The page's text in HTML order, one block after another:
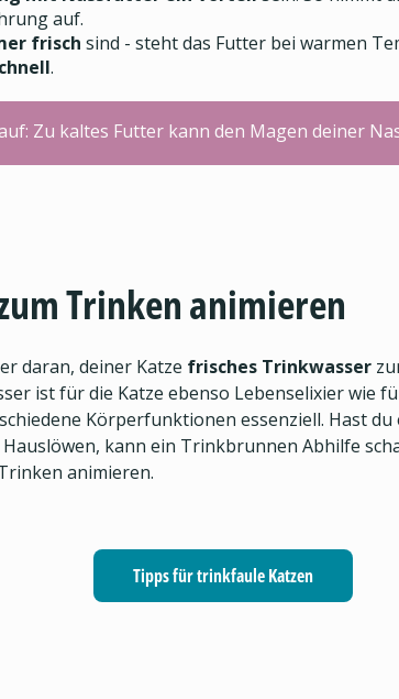
auf.
frisch sind - steht das Futter bei warmen
.
Zu kaltes Futter kann den Magen deiner
Trinken animieren
daran, deiner Katze frisches Trinkwasser
ist für die Katze ebenso Lebenselixier wie
Körperfunktionen essenziell. Hast du
kann ein Trinkbrunnen Abhilfe
animieren.
Tipps für trinkfaule Katzen